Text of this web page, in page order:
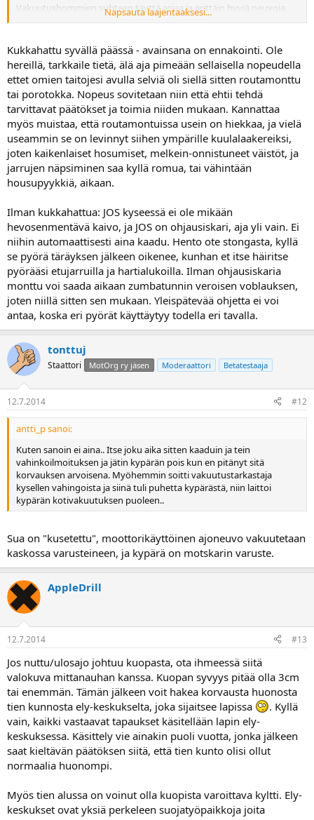
Vakuutushommien suhteen täyttä asiaa ja erittäin hyviä neuvoja.
Tien ylläpitäjää voi olla kai vaikeaa saada vastuuseen. Prkele että
Napsauta laajentaaksesi...
Kukkahattu syvällä päässä - avainsana on ennakointi. Ole
hereillä, tarkkaile tietä, älä aja pimeään sellaisella nopeudella
ettet omien taitojesi avulla selviä oli siellä sitten routamonttu
tai porotokka. Nopeus sovitetaan niin että ehtii tehdä
tarvittavat päätökset ja toimia niiden mukaan. Kannattaa
myös muistaa, että routamontuissa usein on hiekkaa, ja vielä
useammin se on levinnyt siihen ympärille kuulalaakereiksi,
joten kaikenlaiset hosumiset, melkein-onnistuneet väistöt, ja
jarrujen näpsiminen saa kyllä romua, tai vähintään
housupyykkiä, aikaan.
Ilman kukkahattua: JOS kyseessä ei ole mikään
hevosenmentävä kaivo, ja JOS on ohjausiskari, aja yli vain. Ei
niihin automaattisesti aina kaadu. Hento ote stongasta, kyllä
se pyörä täräyksen jälkeen oikenee, kunhan et itse häiritse
pyörääsi etujarruilla ja hartialukoilla. Ilman ohjausiskaria
monttu voi saada aikaan zumbatunnin veroisen voblauksen,
joten niillä sitten sen mukaan. Yleispätevää ohjetta ei voi
antaa, koska eri pyörät käyttäytyy todella eri tavalla.
tonttuj
Staattori MotOrg ry jäsen Moderaattori Betatestaaja
12.7.2014 #12
antti_p sanoi:
Kuten sanoin ei aina.. Itse joku aika sitten kaaduin ja tein
vahinkoilmoituksen ja jätin kypärän pois kun en pitänyt sitä
korvauksen arvoisena. Myöhemmin soitti vakuutustarkastaja
kysellen vahingoista ja siinä tuli puhetta kypärästä, niin laittoi
kypärän kotivakuutuksen puoleen..
Sua on "kusetettu", moottorikäyttöinen ajoneuvo vakuutetaan
kaskossa varusteineen, ja kypärä on motskarin varuste.
AppleDrill
12.7.2014 #13
Jos nuttu/ulosajo johtuu kuopasta, ota ihmeessä siitä
valokuva mittanauhan kanssa. Kuopan syvyys pitää olla 3cm
tai enemmän. Tämän jälkeen voit hakea korvausta huonosta
tien kunnosta ely-keskukselta, joka sijaitsee lapissa
. Kyllä
vain, kaikki vastaavat tapaukset käsitellään lapin ely-
keskuksessa. Käsittely vie ainakin puoli vuotta, jonka jälkeen
saat kieltävän päätöksen siitä, että tien kunto olisi ollut
normaalia huonompi.
Myös tien alussa on voinut olla kuopista varoittava kyltti. Ely-
keskukset ovat yksiä perkeleen suojatyöpaikkoja joita